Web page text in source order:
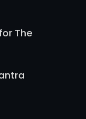
The